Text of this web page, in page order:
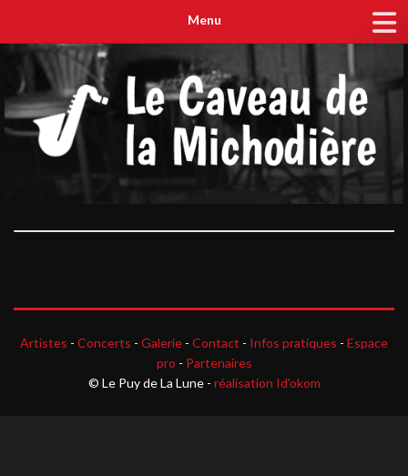
Menu
Artistes - Concerts - Galerie - Contact - Infos pratiques - Espace
pro - Partenaires
© Le Puy de La Lune - réalisation Id'okom